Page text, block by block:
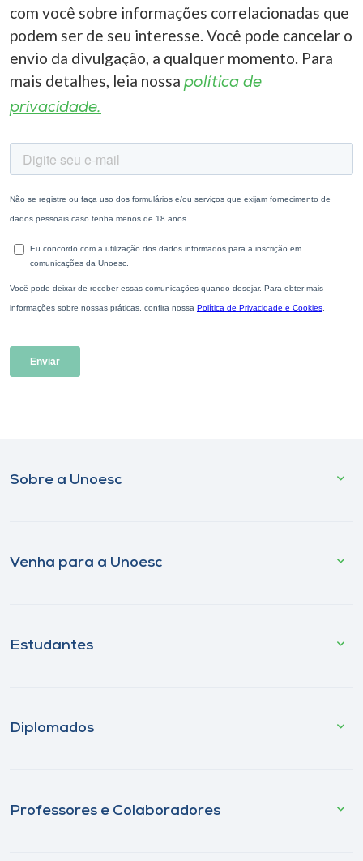
com você sobre informações correlacionadas que
podem ser de seu interesse. Você pode cancelar o
envio da divulgação, a qualquer momento. Para
mais detalhes, leia nossa política de
privacidade.
Sobre a Unoesc
Venha para a Unoesc
Estudantes
Diplomados
Professores e Colaboradores